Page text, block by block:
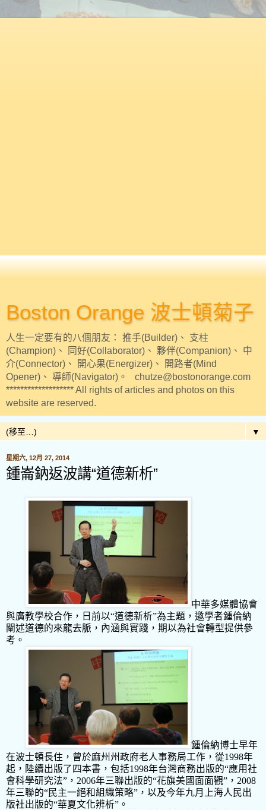
Boston Orange 波士頓菊子
人生一定要有的八個朋友： 推手(Builder)、 支柱
(Champion)、 同好(Collaborator)、 夥伴(Companion)、 中
介(Connector)、 開心果(Energizer)、 開路者(Mind
Opener)、 導師(Navigator)。 chutze@bostonorange.com
******************* All rights of articles and photos on this
website are reserved.
▼
星期六, 12月 27, 2014
鍾崙鈉返波講“道德新析”
中華多媒體協會
與廣教學校合作，日前以“道德新析”為主題，邀學者鍾倫納
闡述道德的來龍去脈，內涵與實踐，期以為社會轉型提供參
考。
鍾倫納博士早年
在波士頓長住，曾於麻州州政府老人事務局工作，從1998年
起，陸續出版了四本書，包括1998年台灣商務出版的“應用社
會科學研究法”， 2006年三聯出版的“花旗美國面面觀”， 2008
年三聯的“民主一絕和組織策略”，以及今年九月上海人民出
版社出版的“華夏文化辨析”。